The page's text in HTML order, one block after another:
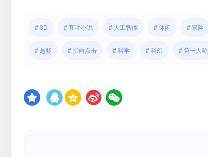
# 3D # 互动小说 # 人工智能 # 休闲 # 冒险
# 悬疑 # 指向点击 # 科学 # 科幻 # 第一人称